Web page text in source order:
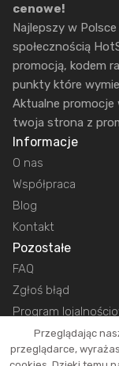
cenowe!
Najlepszy w
społecznością
promocją, kodem
punkty które
Aktualne
twoja strona z
Informacje
O nas
Współpraca
Blog
Kontakt
Pozostałe
FAQ
Zgłoś błąd
Program
Przeglądając
przeglądarce,